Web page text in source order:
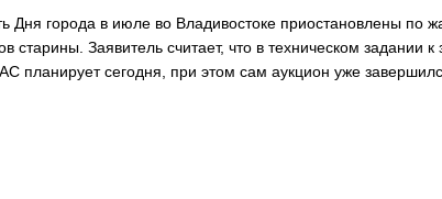
Дня города в июле во Владивостоке приостановлены по
Заявитель считает, что в техническом задании
планирует сегодня, при этом сам аукцион уже